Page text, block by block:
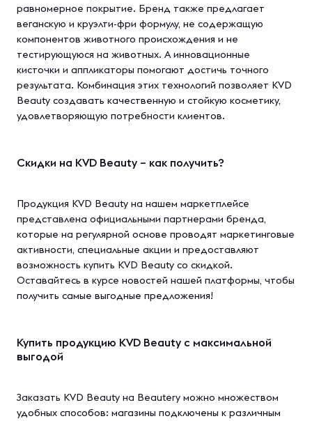
равномерное покрытие. Бренд также предлагает
веганскую и круэлти-фри формулу, не содержащую
компонентов животного происхождения и не
тестирующуюся на животных. А инновационные
кисточки и аппликаторы помогают достичь точного
результата. Комбинация этих технологий позволяет KVD
Beauty создавать качественную и стойкую косметику,
удовлетворяющую потребности клиентов.
Скидки на KVD Beauty – как получить?
Продукция KVD Beauty на нашем маркетплейсе
представлена официальными партнерами бренда,
которые на регулярной основе проводят маркетинговые
активности, специальные акции и предоставляют
возможность купить KVD Beauty со скидкой.
Оставайтесь в курсе новостей нашей платформы, чтобы
получить самые выгодные предложения!
Купить продукцию KVD Beauty с максимальной
выгодой
Заказать KVD Beauty на Beautery можно множеством
удобных способов: магазины подключены к различным